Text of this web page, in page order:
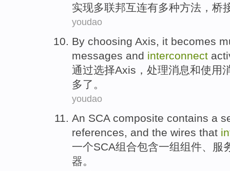
实现多联邦互连有多种方法 ， 桥
youdao
By choosing Axis, it becomes
messages and interconnect
通过选择Axis ， 处理消息和使用
多了。
youdao
An SCA composite contains a
references, and the wires that
一个SCA组合包含一组组件、 服
器。